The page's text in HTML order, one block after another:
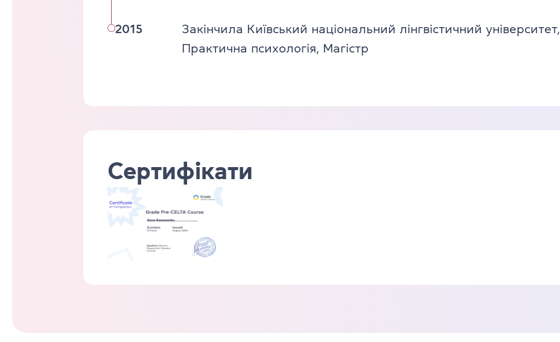
2015
Закінчила Київський національний лінгвістичний університет,
Практична психологія, Магістр
Сертифікати